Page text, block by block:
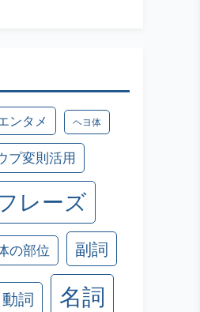
ンタメ ヘヨ体
プ変則活用
レーズ
の部位 副詞
動詞 名詞